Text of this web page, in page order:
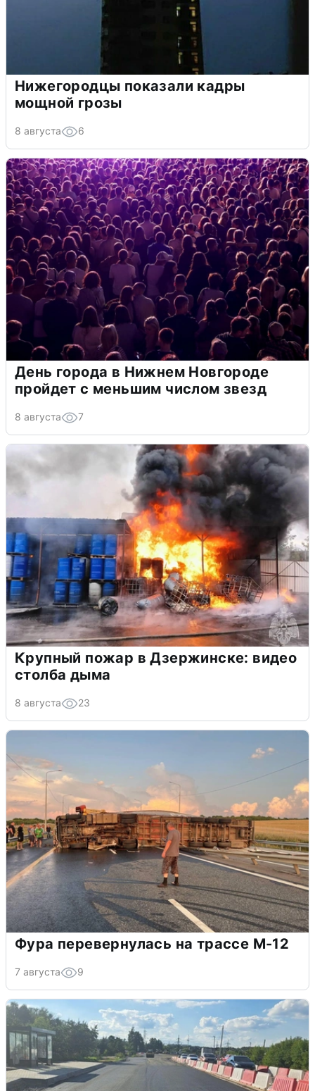
Нижегородцы показали кадры
мощной грозы
8 августа 6
День города в Нижнем Новгороде
пройдет с меньшим числом звезд
8 августа 7
Крупный пожар в Дзержинске: видео
столба дыма
8 августа 23
Фура перевернулась на трассе М-12
7 августа 9